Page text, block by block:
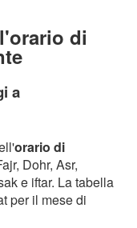
di
a
orario di
Dohr, Asr,
e iftar. La tabella
per il mese di